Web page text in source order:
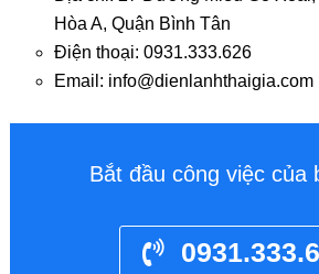
Hòa A, Quận Bình Tân
Điện thoại: 0931.333.626
Email: info@dienlanhthaigia.com
Bắt đầu công việc của